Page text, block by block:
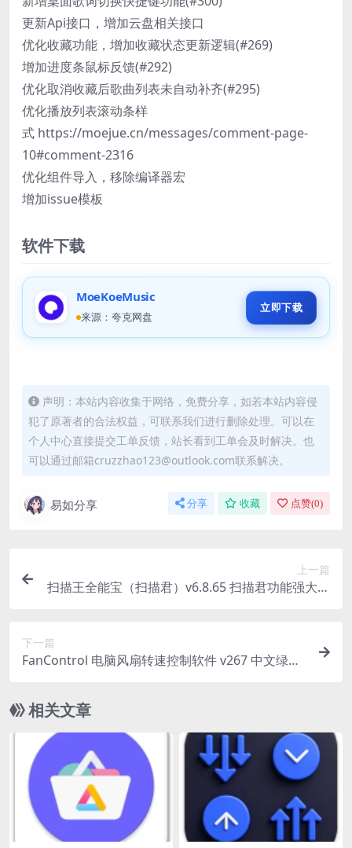
更新Api接口，增加云盘相关接口
优化收藏功能，增加收藏状态更新逻辑(#269)
增加进度条鼠标反馈(#292)
优化取消收藏后歌曲列表未自动补齐(#295)
优化播放列表滚动条样
式 https://moejue.cn/messages/comment-page-
10#comment-2316
优化组件导入，移除编译器宏
增加issue模板
软件下载
MoeKoeMusic
来源：夸克网盘
立即下载
声明：本站内容收集于网络，免费分享，如若本站内容侵
犯了原著者的合法权益，可联系我们进行删除处理。可以在
个人中心直接提交工单反馈，站长看到工单会及时解决。也
可以通过邮箱cruzzhao123@outlook.com联系解决。
易如分享 分享 收藏 点赞(0)
上一篇
扫描王全能宝（扫描君）v6.8.65 扫描君功能强大的
下一篇
FanControl 电脑风扇转速控制软件 v267 中文绿色
相关文章